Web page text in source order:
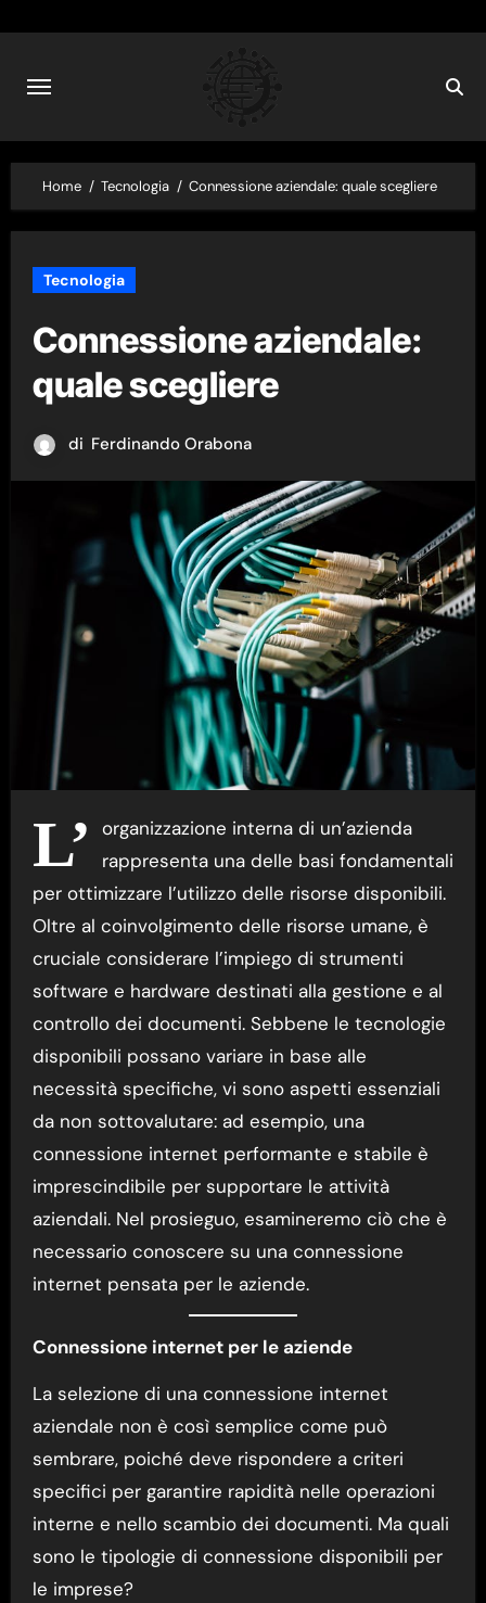
content
Home Tecnologia Connessione aziendale: quale scegliere
Tecnologia
Connessione aziendale:
quale scegliere
di Ferdinando Orabona
L’
organizzazione interna di un’azienda
rappresenta una delle basi fondamentali
per ottimizzare l’utilizzo delle risorse disponibili.
Oltre al coinvolgimento delle risorse umane, è
cruciale considerare l’impiego di strumenti
software e hardware destinati alla gestione e al
controllo dei documenti. Sebbene le tecnologie
disponibili possano variare in base alle
necessità specifiche, vi sono aspetti essenziali
da non sottovalutare: ad esempio, una
connessione internet performante e stabile è
imprescindibile per supportare le attività
aziendali. Nel prosieguo, esamineremo ciò che è
necessario conoscere su una connessione
internet pensata per le aziende.
Connessione internet per le aziende
La selezione di una connessione internet
aziendale non è così semplice come può
sembrare, poiché deve rispondere a criteri
specifici per garantire rapidità nelle operazioni
interne e nello scambio dei documenti. Ma quali
sono le tipologie di connessione disponibili per
le imprese?